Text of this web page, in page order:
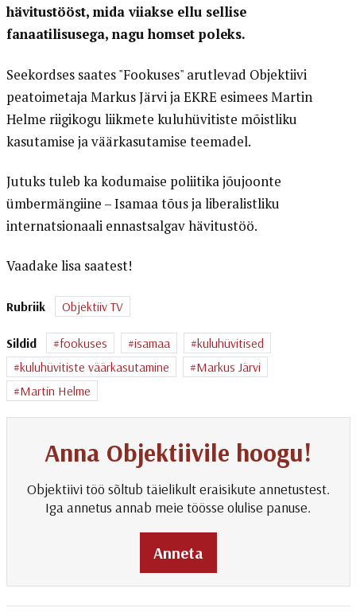
hävitustööst, mida viiakse ellu sellise
fanaatilisusega, nagu homset poleks.
Seekordses saates "Fookuses" arutlevad Objektiivi
peatoimetaja Markus Järvi ja EKRE esimees Martin
Helme riigikogu liikmete kuluhüvitiste mõistliku
kasutamise ja väärkasutamise teemadel.
Jutuks tuleb ka kodumaise poliitika jõujoonte
ümbermängiine – Isamaa tõus ja liberalistliku
internatsionaali ennastsalgav hävitustöö.
Vaadake lisa saatest!
Rubriik Objektiiv TV
Sildid fookuses isamaa
kuluhüvitised
kuluhüvitiste väärkasutamine
Markus Järvi
Martin Helme
Anna Objektiivile hoogu!
Objektiivi töö sõltub täielikult eraisikute annetustest.
Iga annetus annab meie töösse olulise panuse.
Anneta